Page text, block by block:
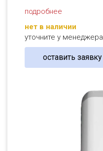
подробнее
нет в наличии
уточните у менеджера
оставить заявку